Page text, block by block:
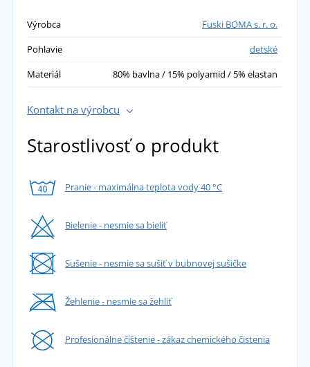
Výrobca
Fuski BOMA s. r. o.
Pohlavie
detské
Materiál
80% bavlna / 15% polyamid / 5% elastan
Kontakt na výrobcu
Starostlivosť o produkt
Pranie - maximálna teplota vody 40 °C
Bielenie - nesmie sa bieliť
Sušenie - nesmie sa sušiť v bubnovej sušičke
Žehlenie - nesmie sa žehliť
Profesionálne čištenie - zákaz chemického čistenia